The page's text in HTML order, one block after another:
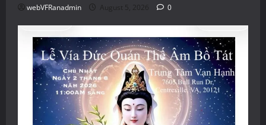
webVFRanadmin August 5, 2026 0